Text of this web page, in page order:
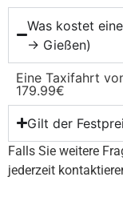
Was kostet
→ Gießen)
Eine Taxifahrt
179.99€
Gilt der
Falls Sie weitere
jederzeit